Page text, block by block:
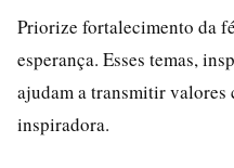
Priorize fortalecimento da
esperança. Esses temas,
ajudam a transmitir valores
inspiradora.